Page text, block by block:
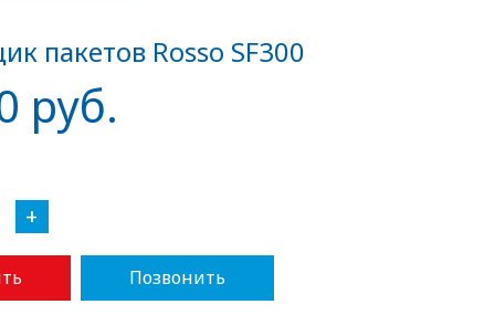
пакетов Rosso SF300
руб.
+
Позвонить